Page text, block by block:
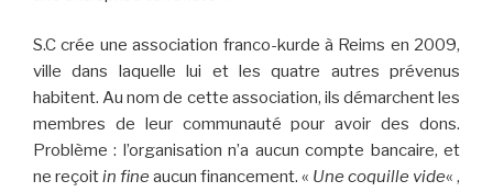
S.C crée une association franco-kurde à Reims en 2009,
ville dans laquelle lui et les quatre autres prévenus
habitent. Au nom de cette association, ils démarchent les
membres de leur communauté pour avoir des dons.
Problème : l’organisation n’a aucun compte bancaire, et
ne reçoitin fine aucun financement. « Une coquille vide« ,